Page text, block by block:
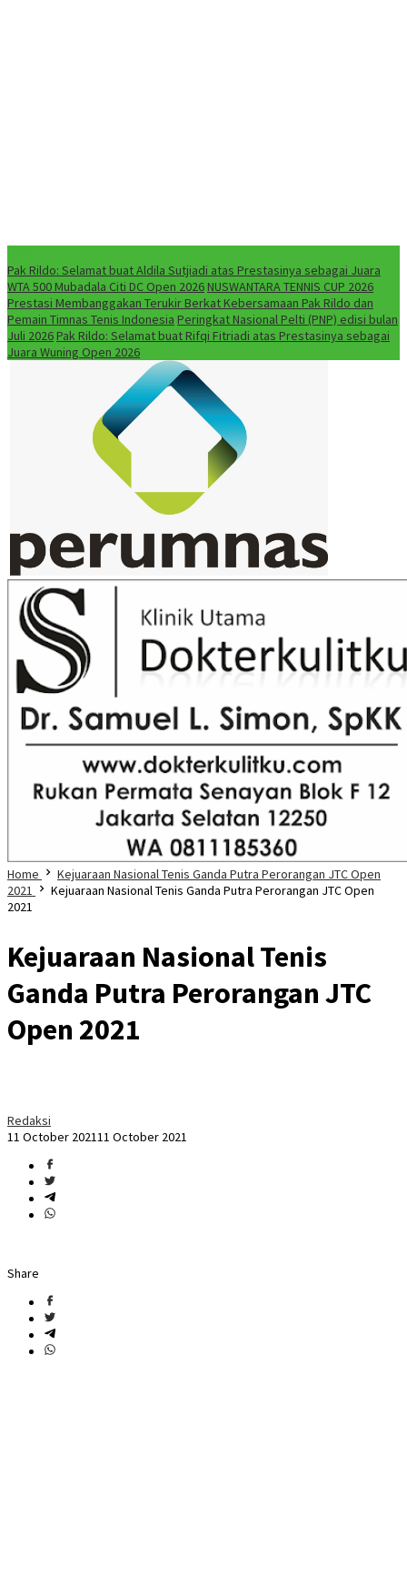
Pak Rildo: Selamat buat Aldila Sutjiadi atas Prestasinya sebagai Juara
WTA 500 Mubadala Citi DC Open 2026NUSWANTARA TENNIS CUP 2026
Prestasi Membanggakan Terukir Berkat Kebersamaan Pak Rildo dan
Pemain Timnas Tenis Indonesia Peringkat Nasional Pelti (PNP) edisi bulan
Juli 2026Pak Rildo: Selamat buat Rifqi Fitriadi atas Prestasinya sebagai
Juara Wuning Open 2026
Home
Kejuaraan Nasional Tenis Ganda Putra Perorangan JTC Open
2021
Kejuaraan Nasional Tenis Ganda Putra Perorangan JTC Open
2021
Kejuaraan Nasional Tenis
Ganda Putra Perorangan JTC
Open 2021
Redaksi
11 October 202111 October 2021
Share